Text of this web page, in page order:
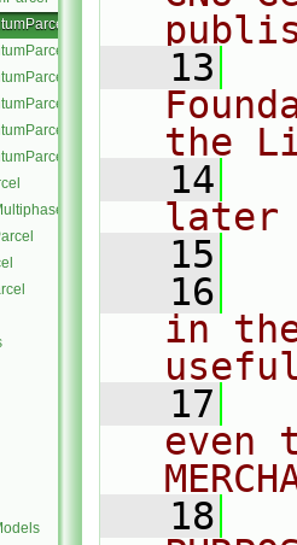
   13
the
   14
later
   15
   16
in
   17
even
   18